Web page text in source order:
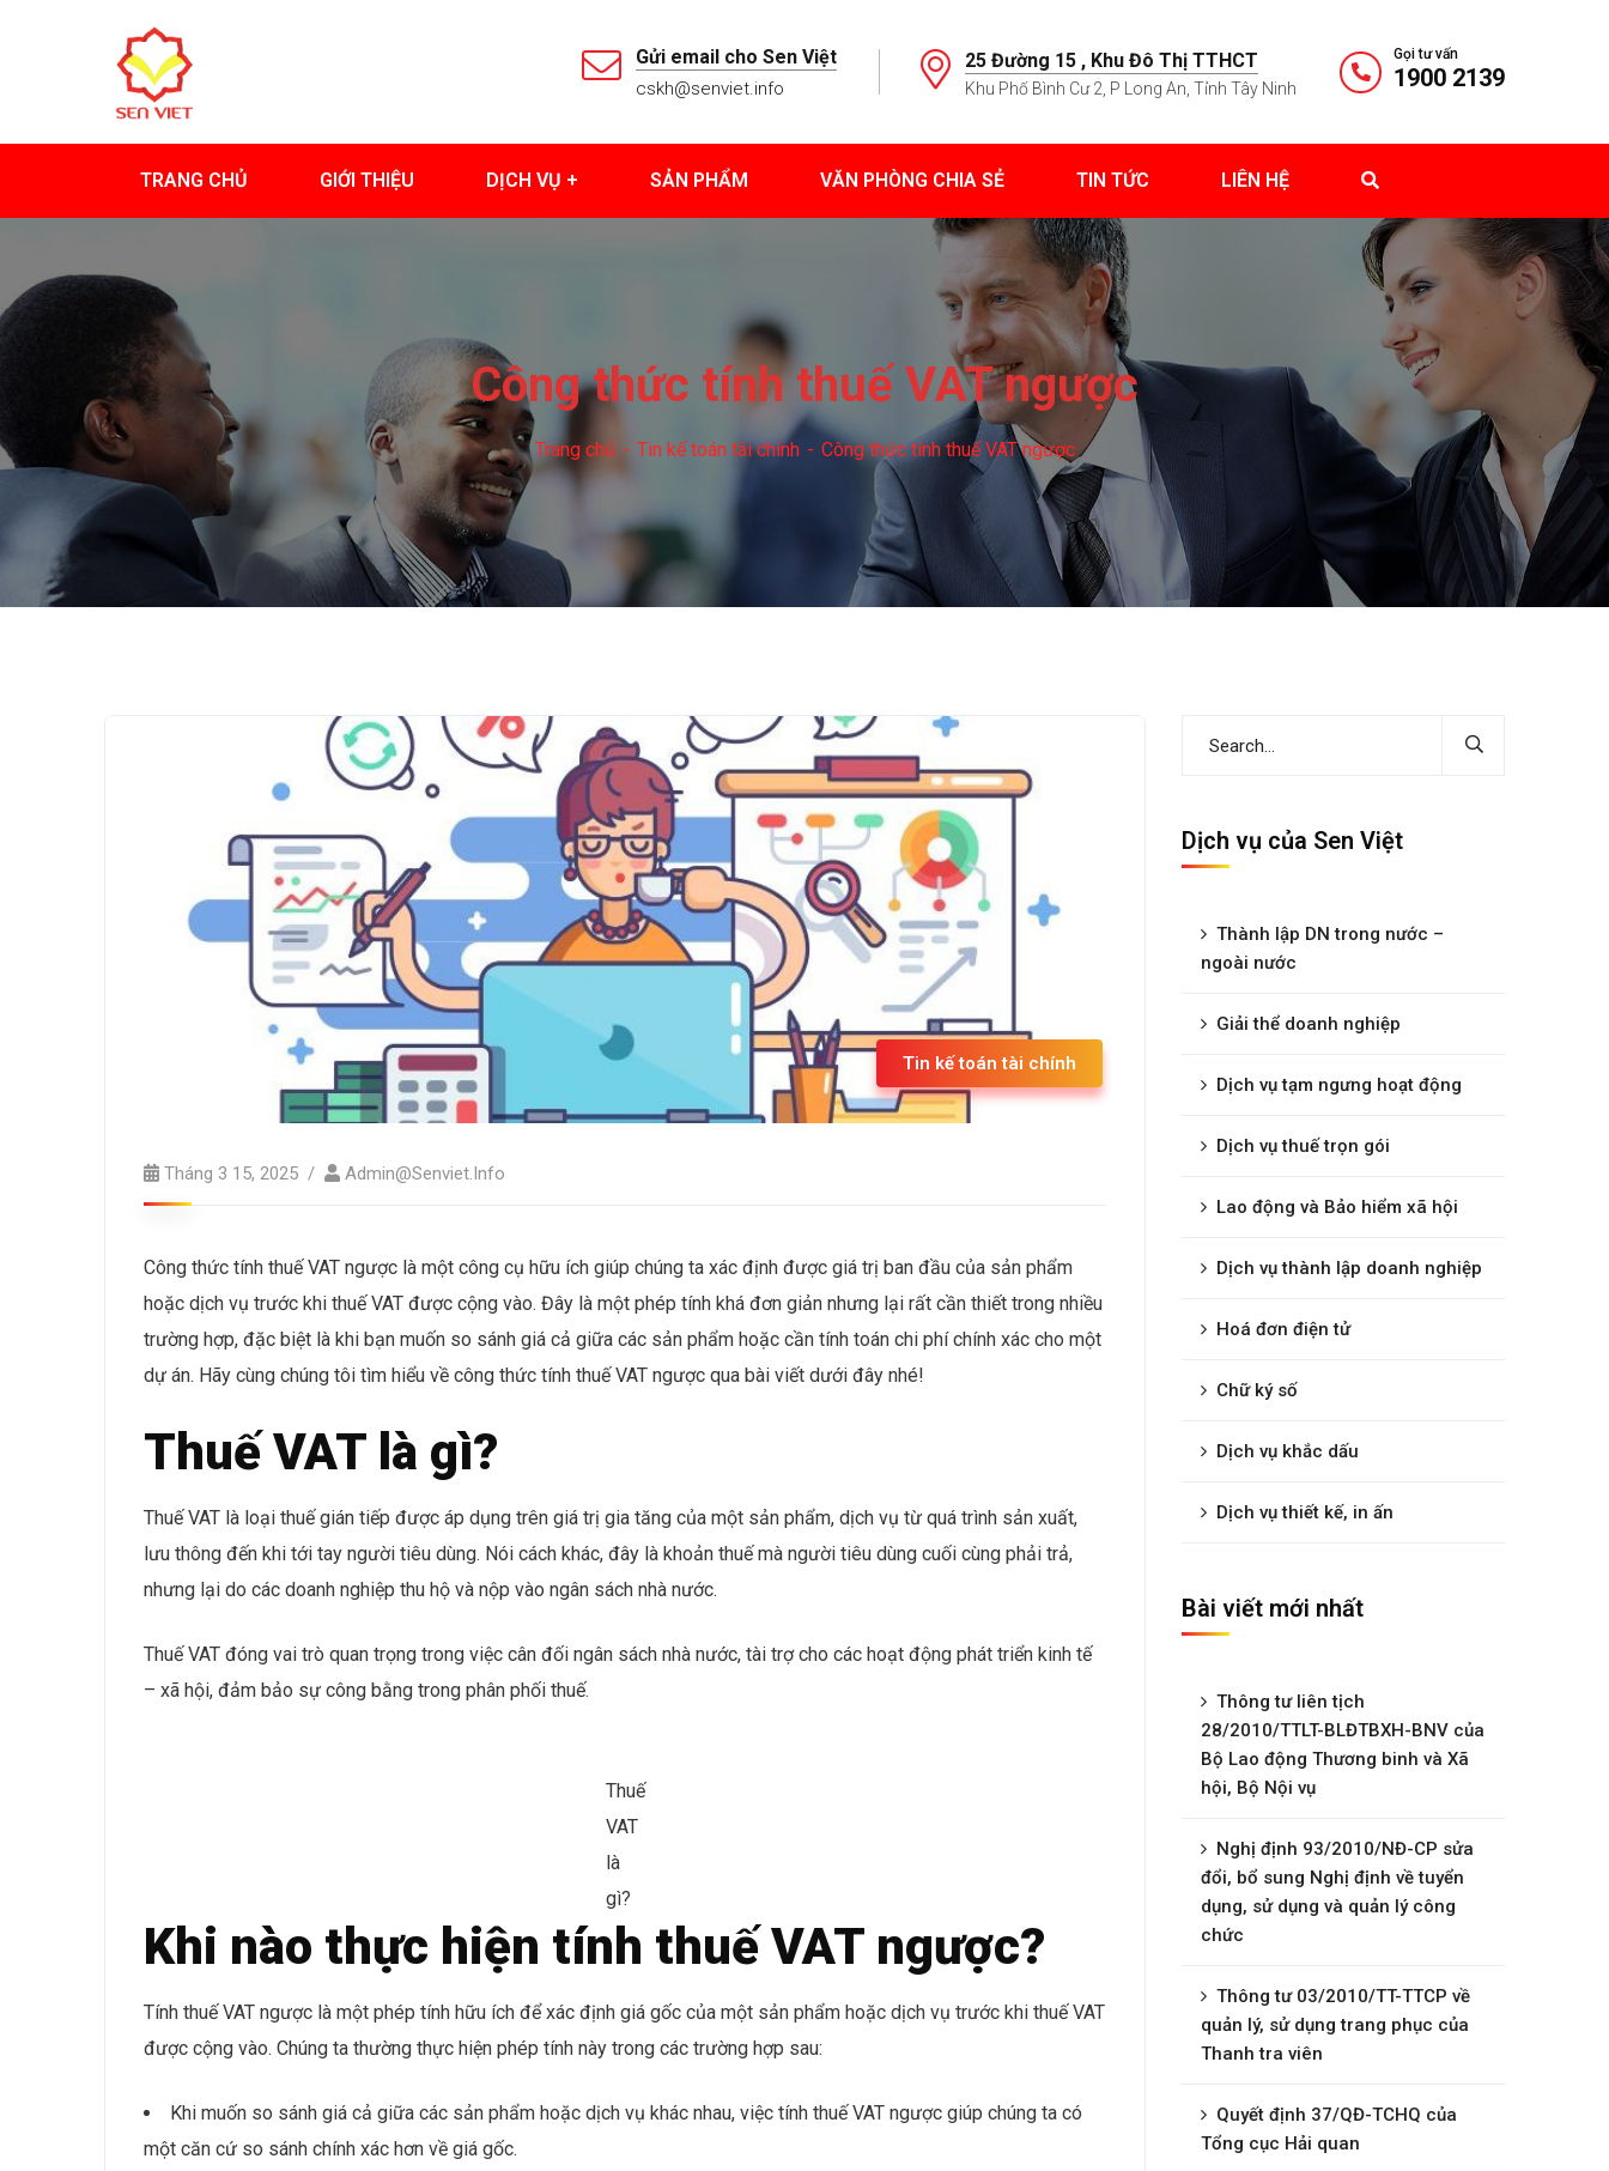
Gửi email cho Sen Việt
cskh@senviet.info
25 Đường 15 , Khu Đô Thị TTHCT
Khu Phố Bình Cư 2, P Long An, Tỉnh Tây Ninh
Gọi tư vấn
1900 2139
TRANG CHỦ GIỚI THIỆU DỊCH VỤ SẢN PHẨM VĂN PHÒNG CHIA SẺ TIN TỨC LIÊN HỆ
Công thức tính thuế VAT ngược
Trang chủ Tin kế toán tài chính Công thức tính thuế VAT ngược
Tin kế toán tài chính
Tháng 3 15, 2025 Admin@senviet.info
Công thức tính thuế VAT ngược là một công cụ hữu ích giúp chúng ta xác định được giá trị ban đầu của sản phẩm
hoặc dịch vụ trước khi thuế VAT được cộng vào. Đây là một phép tính khá đơn giản nhưng lại rất cần thiết trong nhiều
trường hợp, đặc biệt là khi bạn muốn so sánh giá cả giữa các sản phẩm hoặc cần tính toán chi phí chính xác cho một
dự án. Hãy cùng chúng tôi tìm hiểu về công thức tính thuế VAT ngược qua bài viết dưới đây nhé!
Thuế VAT là gì?
Thuế VAT là loại thuế gián tiếp được áp dụng trên giá trị gia tăng của một sản phẩm, dịch vụ từ quá trình sản xuất,
lưu thông đến khi tới tay người tiêu dùng. Nói cách khác, đây là khoản thuế mà người tiêu dùng cuối cùng phải trả,
nhưng lại do các doanh nghiệp thu hộ và nộp vào ngân sách nhà nước.
Thuế VAT đóng vai trò quan trọng trong việc cân đối ngân sách nhà nước, tài trợ cho các hoạt động phát triển kinh tế
– xã hội, đảm bảo sự công bằng trong phân phối thuế.
Thuế
VAT
là
gì?
Khi nào thực hiện tính thuế VAT ngược?
Tính thuế VAT ngược là một phép tính hữu ích để xác định giá gốc của một sản phẩm hoặc dịch vụ trước khi thuế VAT
được cộng vào. Chúng ta thường thực hiện phép tính này trong các trường hợp sau:
Khi muốn so sánh giá cả giữa các sản phẩm hoặc dịch vụ khác nhau, việc tính thuế VAT ngược giúp chúng ta có
một căn cứ so sánh chính xác hơn về giá gốc.
Dịch vụ của Sen Việt
Thành lập DN trong nước –
ngoài nước
Giải thể doanh nghiệp
Dịch vụ tạm ngưng hoạt động
Dịch vụ thuế trọn gói
Lao động và Bảo hiểm xã hội
Dịch vụ thành lập doanh nghiệp
Hoá đơn điện tử
Chữ ký số
Dịch vụ khắc dấu
Dịch vụ thiết kế, in ấn
Bài viết mới nhất
Thông tư liên tịch
28/2010/TTLT-BLĐTBXH-BNV của
Bộ Lao động Thương binh và Xã
hội, Bộ Nội vụ
Nghị định 93/2010/NĐ-CP sửa
đổi, bổ sung Nghị định về tuyển
dụng, sử dụng và quản lý công
chức
Thông tư 03/2010/TT-TTCP về
quản lý, sử dụng trang phục của
Thanh tra viên
Quyết định 37/QĐ-TCHQ của
Tổng cục Hải quan